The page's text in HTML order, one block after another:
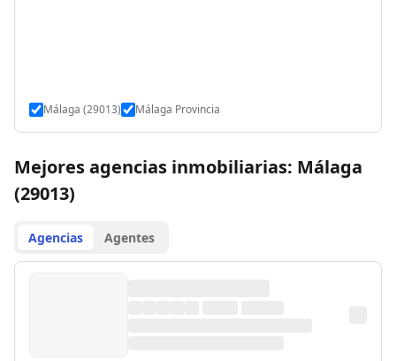
Málaga (29013) Málaga Provincia
Mejores agencias inmobiliarias: Málaga
(29013)
Agencias Agentes